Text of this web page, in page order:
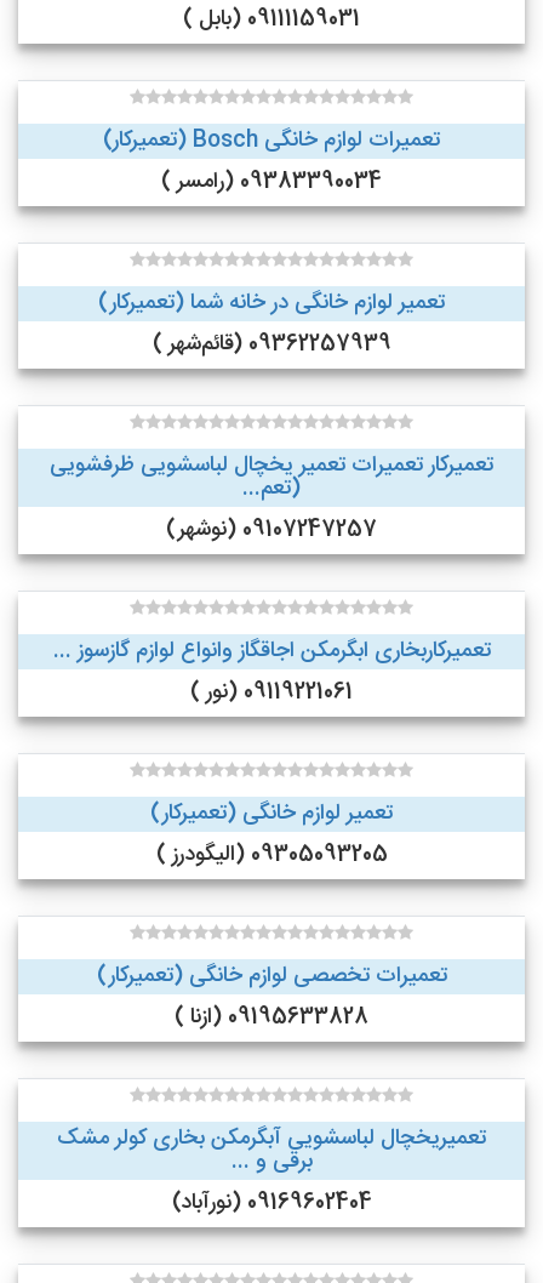
09111159031 (بابل )
تعمیرات لوازم خانگی Bosch (تعمیرکار)
09383390034 (رامسر )
تعمیر لوازم خانگی در خانه شما (تعمیرکار)
09362257939 (قائم‌شهر )
تعمیرکار تعمیرات تعمیر یخچال لباسشویی ظرفشویی
(تعم...
09107247257 (نوشهر)
تعمیرکاربخاری ابگرمکن اجاقگاز وانواع لوازم گازسوز ...
09119221061 (نور )
تعمیر لوازم خانگی (تعمیرکار)
09305093205 (الیگودرز )
تعمیرات تخصصی لوازم خانگی (تعمیرکار)
09195633828 (ازنا )
تعمیریخچال لباسشویی آبگرمکن بخاری کولر مشک
برقی و ...
09169602404 (نورآباد)